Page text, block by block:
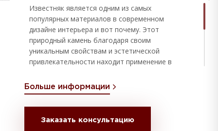
Известняк является одним из самых
популярных материалов в современном
дизайне интерьера и вот почему. Этот
природный камень благодаря своим
уникальным свойствам и эстетической
привлекательности находит применение в
пространств. Известняк отличается мягкими
тонами, которые варьируются от белых и
атмосферы. Он также имеет неповторимую
Больше информации
Заказать консультацию